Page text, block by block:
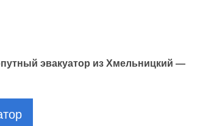
эвакуатор из Хмельницкий —